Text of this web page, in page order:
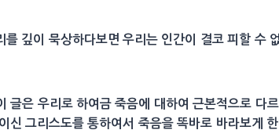
깊이 묵상하다보면 우리는 인간이 결코 피할 수
은 우리로 하여금 죽음에 대하여 근본적으로 다
그리스도를 통하여서 죽음을 똑바로 바라보게